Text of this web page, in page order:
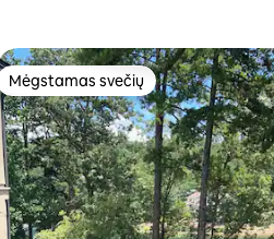
Mėgstamas svečių
Mėgstamas svečių